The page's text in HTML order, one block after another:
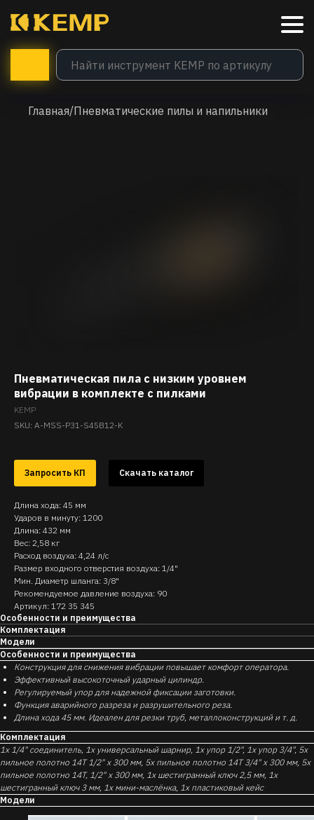
Главная/Пневматические пилы и напильники
Пневматическая пила с низким уровнем
вибрации в комплекте с пилками
KEMP
SKU: A-MSS-P31-S45B12-K
Запросить КП Скачать каталог
Длина хода: 45 мм
Ударов в минуту: 1200
Длина: 432 мм
Вес: 2,58 кг
Расход воздуха: 4,24 л/с
Размер входного отверстия воздуха: 1/4"
Мин. Диаметр шланга: 3/8"
Рекомендуемое давление воздуха: 90
Артикул: 172 35 345
Особенности и преимущества
Комплектация
Модели
Особенности и преимущества
Конструкция для снижения вибрации повышает комфорт оператора.
Эффективный высокоточный ударный цилиндр.
Регулируемый упор для надежной фиксации заготовки.
Функция аварийного разреза и разрушительного реза.
Длина хода 45 мм. Идеален для резки труб, металлоконструкций и т. д.
Комплектация
1x 1/4" соединитель, 1x универсальный шарнир, 1x упор 1/2", 1x упор 3/4", 5x
пильное полотно 14T 1/2" x 300 мм, 5x пильное полотно 14T 3/4" x 300 мм, 5x
пильное полотно 14T, 1/2" x 300 мм, 1x шестигранный ключ 2,5 мм, 1x
шестигранный ключ 3 мм, 1x мини-маслёнка, 1x пластиковый кейс
Модели